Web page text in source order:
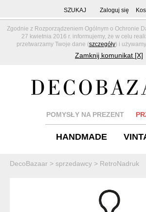
Zgodnie z Rozporządzeniem Ogólnym o Ochronie
27 kwietnia 2016 r. informujemy, że w celu
przetwarzamy Twoje dane (szczegóły) i
Zamknij komunikat [X]
SZUKAJ Zaloguj się
POMYSŁY NA PREZENT
HANDMADE
DecoBazaar > sprzedawcy > RetroNadruk